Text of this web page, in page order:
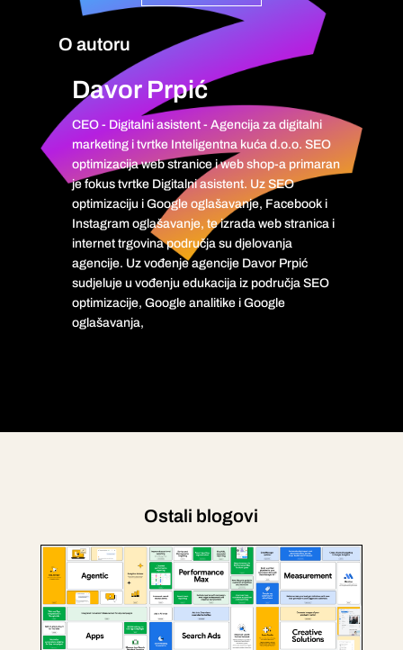
O autoru
Davor Prpić
CEO - Digitalni asistent - Agencija za digitalni
marketing i tvrtke Inteligentna kuća d.o.o. SEO
optimizacija web stranice i web shop-a primaran
je fokus tvrtke Digitalni asistent. Uz SEO
optimizaciju i Google oglašavanje, Facebook i
Instagram oglašavanje, te izrada web stranica i
internet trgovina područja su djelovanja
agencije. Uz vođenje agencije Davor Prpić
sudjeluje u vođenju edukacija iz područja SEO
optimizacije, Google analitike i Google
oglašavanja,
Ostali blogovi